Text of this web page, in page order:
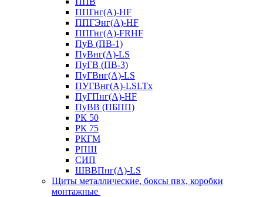
ППГнг(А)-HF
ППГЭнг(А)-HF
ППГнг(А)-FRHF
ПуВ (ПВ-1)
ПуВнг(А)-LS
ПуГВ (ПВ-3)
ПуГВнг(А)-LS
ПУГВнг(А)-LSLTx
ПуГПнг(А)-HF
ПуВВ (ПБПП)
РК 50
РК 75
РКГМ
РПШ
СИП
ШВВПнг(А)-LS
Щиты металлические, боксы пвх, коробки
монтажные